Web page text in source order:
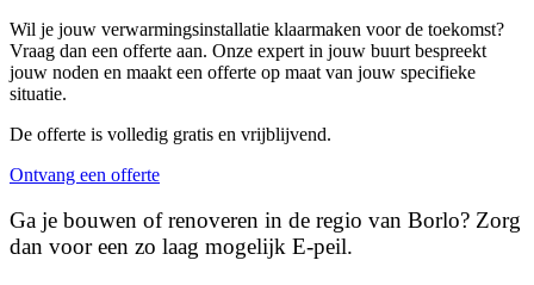
Wil je jouw verwarmingsinstallatie klaarmaken voor de toekomst?
Vraag dan een offerte aan. Onze expert in jouw buurt bespreekt
jouw noden en maakt een offerte op maat van jouw specifieke
situatie.
De offerte is volledig gratis en vrijblijvend.
Ontvang een offerte
Ga je bouwen of renoveren in de regio van Borlo? Zorg
dan voor een zo laag mogelijk E-peil.